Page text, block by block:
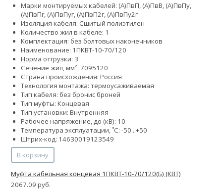
Марки монтируемых кабелей: (А)ПвП, (А)ПвВ, (А)ПвПу,
(А)ПвПг, (А)ПвПуг, (А)ПвП2г, (А)ПвПу2г
Изоляция кабеля: Сшитый полиэтилен
Количество жил в кабеле: 1
Комплектация: без болтовых наконечников
Наименование: 1ПКВТ-10-70/120
Норма отгрузки: 3
Сечение жил, мм²: 7095120
Страна происхождения: Россия
Технология монтажа: термоусаживаемая
Тип кабеля: без бронис броней
Тип муфты: Концевая
Тип установки: Внутренняя
Рабочее напряжение, до (кВ): 10
Температура эксплуатации, ˚С: -50...+50
Штрих-код: 14630019123549
В корзину
Муфта кабельная концевая 1ПКВТ-10-70/120(Б) (КВТ)
2067.09 руб.